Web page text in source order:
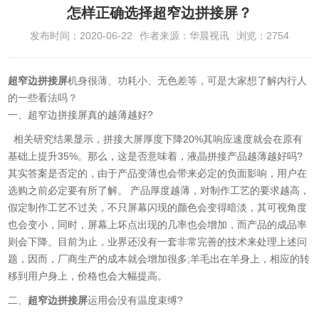
怎样正确选择超窄边拼接屏？
发布时间：2020-06-22 作者来源：华晨视讯 浏览：2754
超窄边拼接屏机身很薄、功耗小、无色差等，可是大家想了解内行人
的一些看法吗？
一、超窄边拼接屏真的越薄越好?
相关研究结果显示，拼接大屏厚度下降20%其响应速度就会在原有
基础上提升35%。那么，这是否意味着，液晶拼接产品越薄越好吗?
其实答案是否定的，由于产品变薄也会带来必定的负面影响，用户在
选购之前必定要有所了解。 产品厚度越薄，对制作工艺的要求越高，
假定制作工艺不过关，不只屏幕闪现的颜色会变得暗淡，其可视角度
也会变小，同时，屏幕上坏点出现的几率也会增加，而产品的成品率
则会下降。目前为止，业界还没有一套非常完善的技术来处理上述问
题，因而，厂商生产的成本就会增加很多;羊毛出在羊身上，相应的转
移到用户身上，价格也会大幅提高。
二、 超窄边拼接屏运用会没有温度束缚?